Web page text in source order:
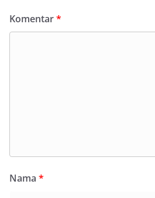
Komentar*
Nama *